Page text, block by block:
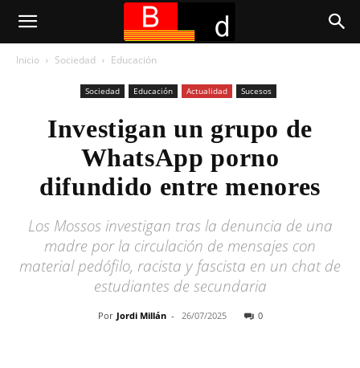
Inicio Sociedad Educación
Sociedad Educación Actualidad Sucesos
Investigan un grupo de
WhatsApp porno
difundido entre menores
Los Mossos investigan tras la denuncia de una
madre por la circulación de mensajes con
material pedófilo, racista y fascista en un chat de
estudiantes de secundaria
Por Jordi Millán - 26/07/2025 0